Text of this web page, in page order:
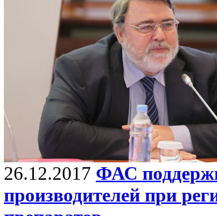
26.12.2017 ФАС
производителей при